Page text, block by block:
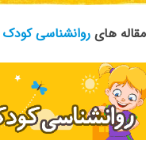
مقاله های روانشناسی کودک